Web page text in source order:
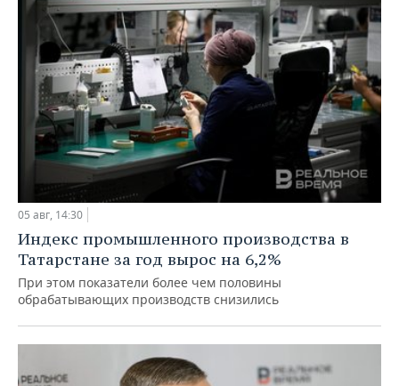
05 авг, 14:30
Индекс промышленного производства в
Татарстане за год вырос на 6,2%
При этом показатели более чем половины
обрабатывающих производств снизились